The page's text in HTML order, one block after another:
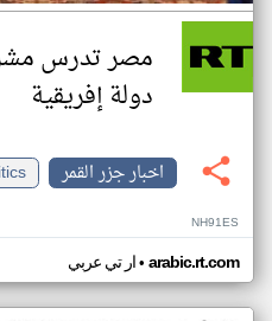
مصر تدرس
دولة إفريقية
اخبار جزر القمر
NH91ES
ار تي عربي• arabic.rt.com